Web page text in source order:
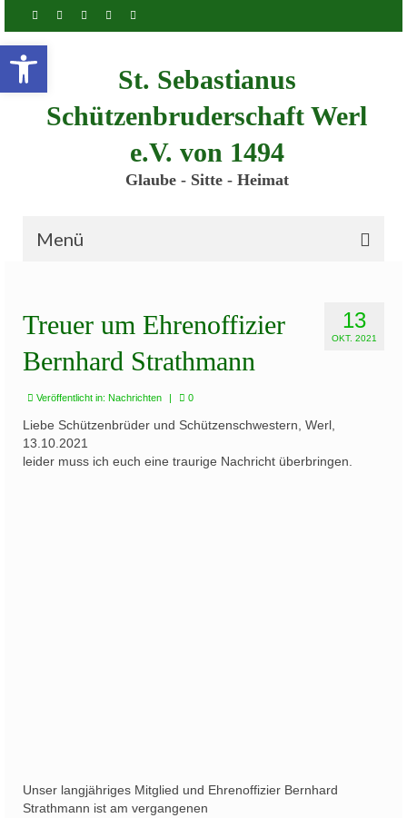
Werkzeugleiste öffnen
springen
St. Sebastianus
Schützenbruderschaft Werl
e.V. von 1494
Glaube - Sitte - Heimat
Menü
Bruderschaft
Schützenscheune
Kinderschützenfest
Schützenfest
13
OKT. 2021
Treuer um Ehrenoffizier
Bernhard Strathmann
Veröffentlicht in: Nachrichten | 0
Liebe Schützenbrüder und Schützenschwestern, Werl,
13.10.2021
leider muss ich euch eine traurige Nachricht überbringen.
Unser langjähriges Mitglied und Ehrenoffizier Bernhard
Strathmann ist am vergangenen